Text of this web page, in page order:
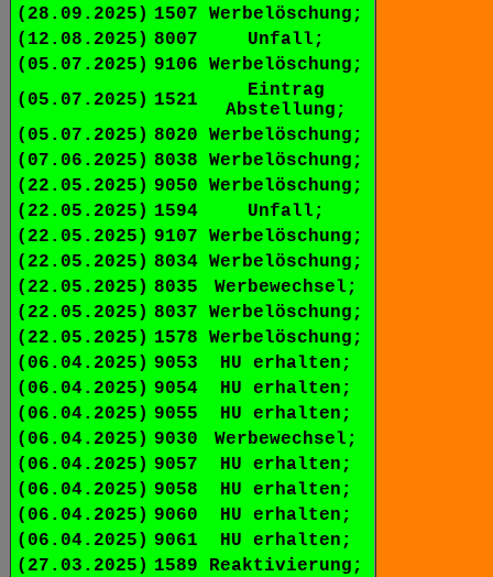
(28.09.2025) 1507
Werbelöschung;
(12.08.2025) 8007
Unfall;
(05.07.2025) 9106
Werbelöschung;
(05.07.2025) 1521
Eintrag
Abstellung;
(05.07.2025) 8020
Werbelöschung;
(07.06.2025) 8038
Werbelöschung;
(22.05.2025) 9050
Werbelöschung;
(22.05.2025) 1594
Unfall;
(22.05.2025) 9107
Werbelöschung;
(22.05.2025) 8034 Werbelöschung;
(22.05.2025) 8035
Werbewechsel;
(22.05.2025) 8037
Werbelöschung;
(22.05.2025) 1578
Werbelöschung;
(06.04.2025) 9053
HU erhalten;
(06.04.2025) 9054
HU erhalten;
(06.04.2025) 9055
HU erhalten;
(06.04.2025) 9030
Werbewechsel;
(06.04.2025) 9057
HU erhalten;
(06.04.2025) 9058
HU erhalten;
(06.04.2025) 9060
HU erhalten;
(06.04.2025) 9061
HU erhalten;
(27.03.2025) 1589
Reaktivierung;